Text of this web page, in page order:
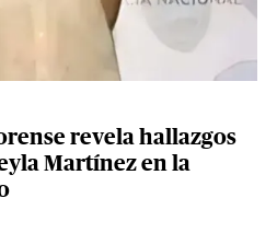
revela hallazgos
Martínez en la